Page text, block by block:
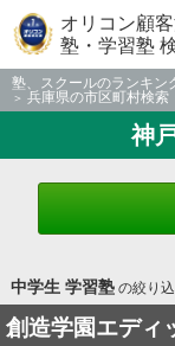
オリコン顧
塾・学習塾
塾、スクールのランキン
兵庫県の市区町村検索
神
中学生 学習塾の絞り
創造学園エディ